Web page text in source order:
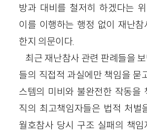
방과 대비를 철저히 하겠다는
이를 이행하는 행정 없이 재난
한지 의문이다.
최근 재난참사 관련 판례들을
들의 직접적 과실에만 책임을 묻
스템의 미비와 불완전한 작동을
직의 최고책임자들은 법적 처벌
월호참사 당시 구조 실패의 책임